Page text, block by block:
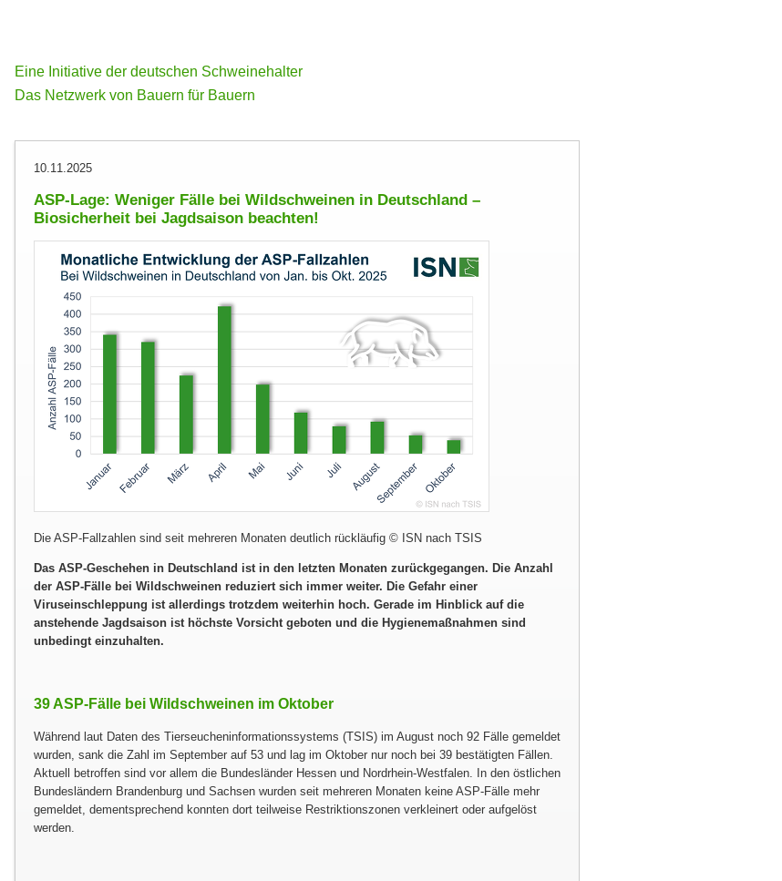
Eine Initiative der deutschen Schweinehalter
Das Netzwerk von Bauern für Bauern
10.11.2025
ASP-Lage: Weniger Fälle bei Wildschweinen in Deutschland –
Biosicherheit bei Jagdsaison beachten!
Die ASP-Fallzahlen sind seit mehreren Monaten deutlich rückläufig © ISN nach TSIS
Das ASP-Geschehen in Deutschland ist in den letzten Monaten zurückgegangen. Die Anzahl
der ASP-Fälle bei Wildschweinen reduziert sich immer weiter. Die Gefahr einer
Viruseinschleppung ist allerdings trotzdem weiterhin hoch. Gerade im Hinblick auf die
anstehende Jagdsaison ist höchste Vorsicht geboten und die Hygienemaßnahmen sind
unbedingt einzuhalten.
39 ASP-Fälle bei Wildschweinen im Oktober
Während laut Daten des Tierseucheninformationssystems (TSIS) im August noch 92 Fälle gemeldet
wurden, sank die Zahl im September auf 53 und lag im Oktober nur noch bei 39 bestätigten Fällen.
Aktuell betroffen sind vor allem die Bundesländer Hessen und Nordrhein-Westfalen. In den östlichen
Bundesländern Brandenburg und Sachsen wurden seit mehreren Monaten keine ASP-Fälle mehr
gemeldet, dementsprechend konnten dort teilweise Restriktionszonen verkleinert oder aufgelöst
werden.